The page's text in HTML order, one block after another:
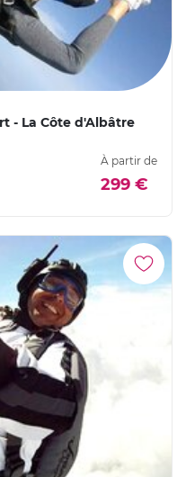
- La Côte d'Albâtre
À partir de
299 €